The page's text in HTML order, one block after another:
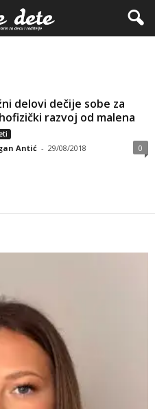
delovi dečije sobe za
razvoj od malena
Antić - 29/08/2018 0